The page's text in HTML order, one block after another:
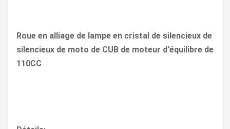
Roue en alliage de lampe en cristal de silencieux de
silencieux de moto de CUB de moteur d'équilibre de
110CC